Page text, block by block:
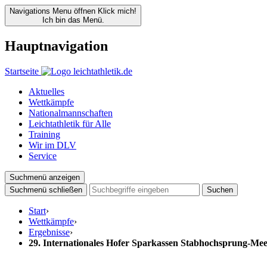
Navigations Menu öffnen Klick mich!
Ich bin das Menü.
Hauptnavigation
Startseite
Aktuelles
Wettkämpfe
Nationalmannschaften
Leichtathletik für Alle
Training
Wir im DLV
Service
Suchmenü anzeigen
Suchmenü schließen
Suchen
Start›
Wettkämpfe›
Ergebnisse›
29. Internationales Hofer Sparkassen Stabhochsprung-